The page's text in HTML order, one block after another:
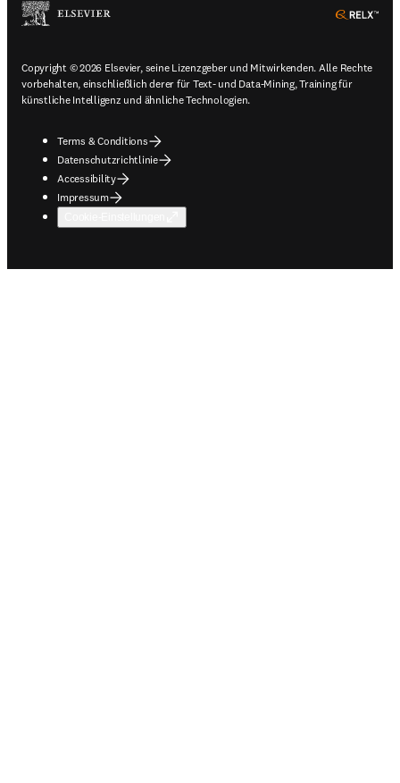
Copyright © 2026 Elsevier, seine Lizenzgeber und Mitwirkenden. Alle Rechte
vorbehalten, einschließlich derer für Text- und Data-Mining, Training für
künstliche Intelligenz und ähnliche Technologien.
Terms & Conditions
Datenschutzrichtlinie
Accessibility
Impressum